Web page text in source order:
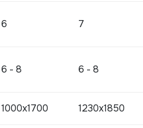
DJ-145, DJ-165
6 7
6 - 8 6 - 8
1000x1700 1230x1850